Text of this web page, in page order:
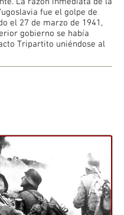
fue el golpe de
el 27 de marzo de 1941,
gobierno se había
Tripartito uniéndose al